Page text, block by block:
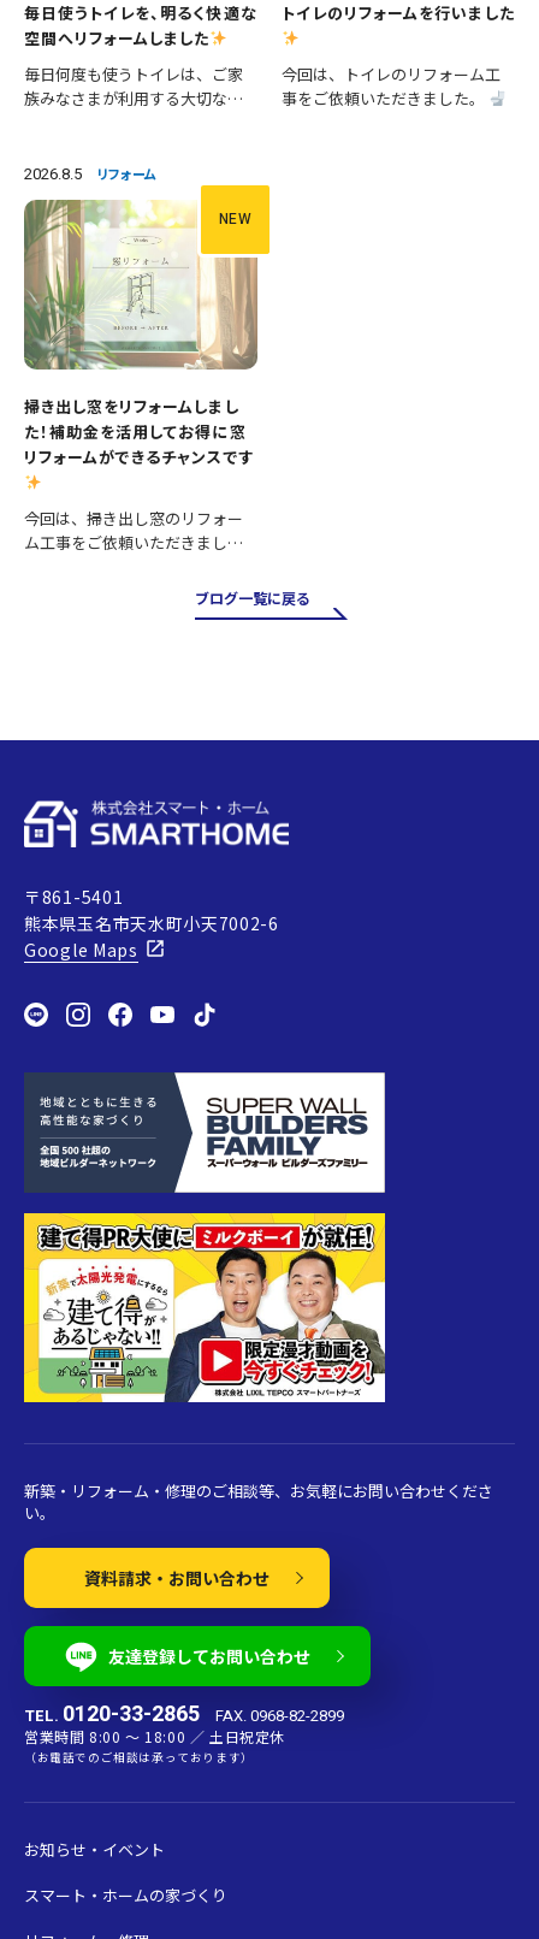
毎日使うトイレを、明るく快適な
空間へリフォームしました
毎日何度も使うトイレは、ご家
族みなさまが利用する大切な空
い、清潔感あふれる明るいトイ
レへとリフォームしました。 施
工内容 ・便器交換 ・紙巻き器…
トイレのリフォームを行いました
今回は、トイレのリフォーム工
事をご依頼いただきました。
2026.8.5 リフォーム
NEW
掃き出し窓をリフォームしまし
た！補助金を活用してお得に窓
リフォームができるチャンスです
今回は、掃き出し窓のリフォー
ム工事をご依頼いただきまし
が良く、お庭やバルコニーへの
出入りにも便利ですが、その一
ブログ一覧に戻る
〒861-5401
熊本県玉名市天水町小天7002-6
Google Maps
新築・リフォーム・修理のご相談等、お気軽にお問い合わせくださ
い。
資料請求・お問い合わせ
友達登録してお問い合わせ
TEL. 0120-33-2865 FAX. 0968-82-2899
営業時間 8:00 〜 18:00 ／ 土日祝定休
（お電話でのご相談は承っております）
お知らせ・イベント
スマート・ホームの家づくり